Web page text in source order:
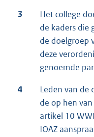
3
Het college
de kaders die
de doelgroep
deze
genoemde
4
Leden van de
de op hen
artikel 10
IOAZ